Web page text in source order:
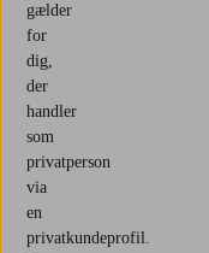
gælder
for
dig,
der
handler
som
privatperson
via
en
privatkundeprofil.